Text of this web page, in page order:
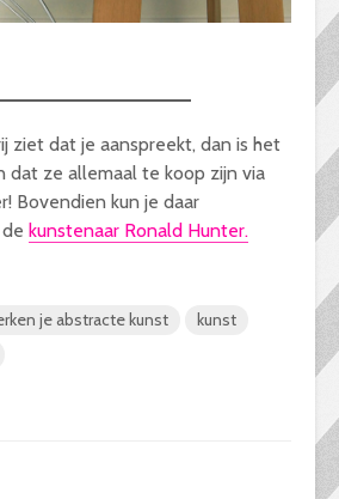
ziet dat je aanspreekt, dan is het
dat ze allemaal te koop zijn via
Bovendien kun je daar
kunstenaar Ronald Hunter.
je abstracte kunst
kunst